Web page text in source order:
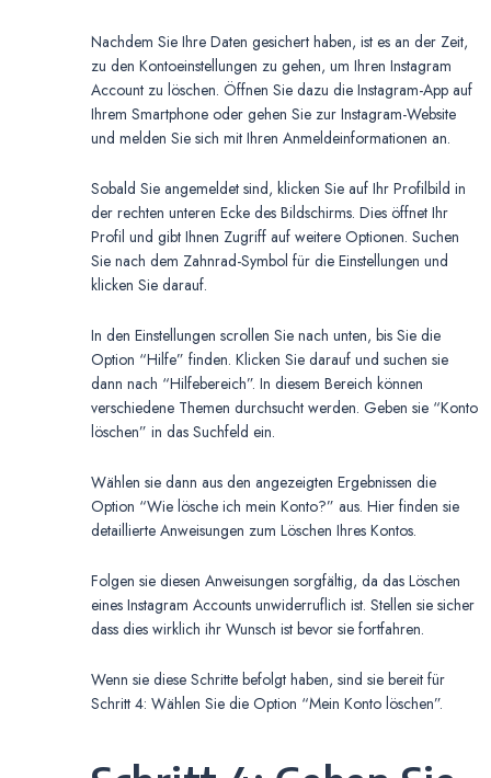
Nachdem Sie Ihre Daten gesichert haben, ist es an der Zeit,
zu den Kontoeinstellungen zu gehen, um Ihren Instagram
Account zu löschen. Öffnen Sie dazu die Instagram-App auf
Ihrem Smartphone oder gehen Sie zur Instagram-Website
und melden Sie sich mit Ihren Anmeldeinformationen an.
Sobald Sie angemeldet sind, klicken Sie auf Ihr Profilbild in
der rechten unteren Ecke des Bildschirms. Dies öffnet Ihr
Profil und gibt Ihnen Zugriff auf weitere Optionen. Suchen
Sie nach dem Zahnrad-Symbol für die Einstellungen und
klicken Sie darauf.
In den Einstellungen scrollen Sie nach unten, bis Sie die
Option “Hilfe” finden. Klicken Sie darauf und suchen sie
dann nach “Hilfebereich”. In diesem Bereich können
verschiedene Themen durchsucht werden. Geben sie “Konto
löschen” in das Suchfeld ein.
Wählen sie dann aus den angezeigten Ergebnissen die
Option “Wie lösche ich mein Konto?” aus. Hier finden sie
detaillierte Anweisungen zum Löschen Ihres Kontos.
Folgen sie diesen Anweisungen sorgfältig, da das Löschen
eines Instagram Accounts unwiderruflich ist. Stellen sie sicher
dass dies wirklich ihr Wunsch ist bevor sie fortfahren.
Wenn sie diese Schritte befolgt haben, sind sie bereit für
Schritt 4: Wählen Sie die Option “Mein Konto löschen”.